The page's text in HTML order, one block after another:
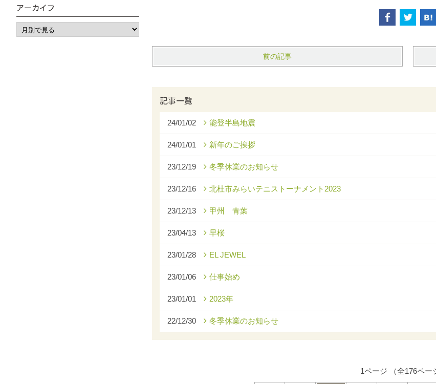
前の記事
記事一覧
24/01/02 能登半島地震
24/01/01 新年のご挨拶
23/12/19 冬季休業のお知らせ
23/12/16 北杜市みらいテニストーナメント2023
23/12/13 甲州 青葉
23/04/13 早桜
23/01/28 EL JEWEL
23/01/06 仕事始め
23/01/01 2023年
22/12/30 冬季休業のお知らせ
1ページ （全176ペー
アーカイブ